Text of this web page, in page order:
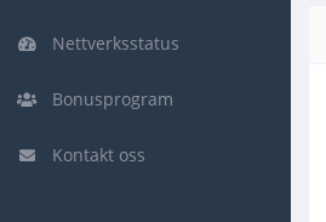
Nettverksstatus
Bonusprogram
Kontakt oss